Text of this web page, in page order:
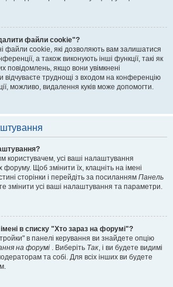
файли cookie"?
файли cookie, які дозволяють вам залишатися
а також виконують інші функції, такі як
повідомлень, якщо вони увімкнені
відчуваєте труднощі з входом на конференцію
можливо, видалення куків може допомогти.
користувачем, усі ваші налаштування
форуму. Щоб змінити їх, клацніть на імені
сторінки і перейдіть за посиланням Панель
змінити усі ваші налаштування та параметри.
в списку "Хто зараз на форумі"?
в панелі керування ви знайдете опцію
на форумі . Виберіть Так, і ви будете видимі
та собі. Для всіх інших ви будете